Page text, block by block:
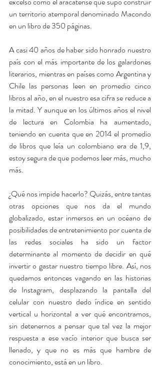
un territorio atemporal denominado Macondo
en un libro de 350 páginas.
A casi 40 años de haber sido honrado nuestro
país con el más importante de los galardones
literarios, mientras en países como Argentina y
Chile las personas leen en promedio cinco
libros al año, en el nuestro esa cifra se reduce a
la mitad. Y aunque en los últimos años el nivel
de lectura en Colombia ha aumentado,
teniendo en cuenta que en 2014 el promedio
de libros que leía un colombiano era de 1,9,
estoy segura de que podemos leer más, mucho
más.
¿Qué nos impide hacerlo? Quizás, entre tantas
otras opciones que nos da el mundo
globalizado, estar inmersos en un océano de
posibilidades de entretenimiento por cuenta de
las redes sociales ha sido un factor
determinante al momento de decidir en qué
invertir o gastar nuestro tiempo libre. Así, nos
quedamos entonces vagando en las historias
de Instagram, desplazando la pantalla del
celular con nuestro dedo índice en sentido
vertical u horizontal a ver qué encontramos,
sin detenernos a pensar que tal vez la mejor
respuesta a ese vacío interior que busca ser
llenado, y que no es más que hambre de
conocimiento, está en un libro.